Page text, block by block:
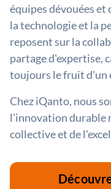
équipes dévouées
la technologie et la
reposent sur la
partage d'expertise,
toujours le fruit d'un
Chez iQanto, nous
l'innovation durable
collective et de